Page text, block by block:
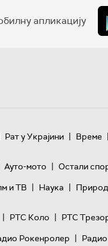
апликацију
Рат у Украјини | Време |
Ауто-мото | Остали
и ТВ | Наука |
| РТС Коло | РТС
Рокенролер |